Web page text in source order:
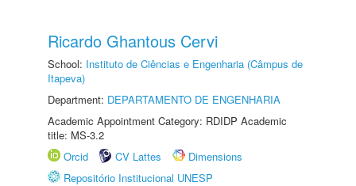
Ricardo Ghantous Cervi
School: Instituto de Ciências e Engenharia (Câmpus de
Itapeva)
Department: DEPARTAMENTO DE ENGENHARIA
Academic Appointment Category: RDIDP Academic
title: MS-3.2
Orcid
CV Lattes
Dimensions
Repositório Institucional UNESP